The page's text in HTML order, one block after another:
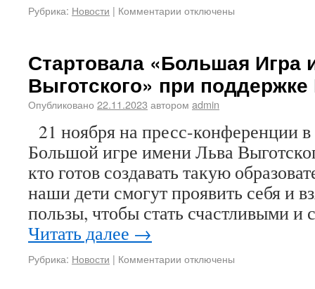
Рубрика: Новости | Комментарии отключены
Стартовала «Большая Игра
Выготского» при
Опубликовано 22.11.2023 автором admin
21 ноября на пресс-конференции
Большой игре имени Льва
кто готов создавать такую
наши дети смогут проявить себя и
пользы, чтобы стать счастливыми и
Читать далее →
Рубрика: Новости | Комментарии отключены